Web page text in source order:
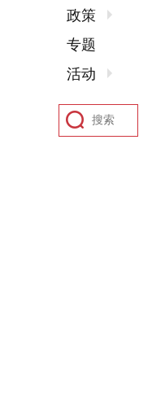
政策
专题
活动